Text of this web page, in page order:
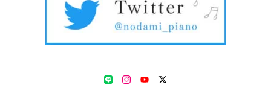
LINEInstagram
YouTube